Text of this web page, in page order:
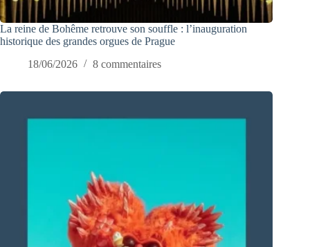
La reine de Bohême retrouve son souffle : l’inauguration
historique des grandes orgues de Prague
18/06/2026
8 commentaires